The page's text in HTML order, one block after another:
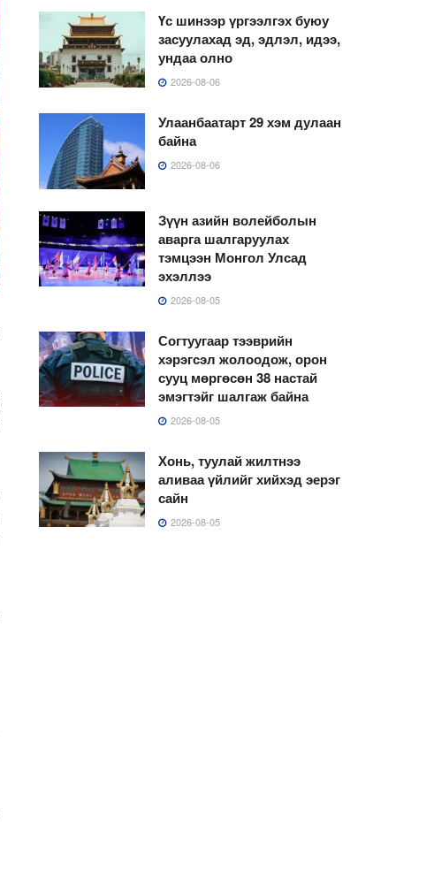
Үс шинээр үргээлгэх буюу
засуулахад эд, эдлэл, идээ,
ундаа олно
2026-08-06
Улаанбаатарт 29 хэм дулаан
байна
2026-08-06
Зүүн азийн волейболын
аварга шалгаруулах
тэмцээн Монгол Улсад
эхэллээ
2026-08-05
Согтуугаар тээврийн
хэрэгсэл жолоодож, орон
сууц мөргөсөн 38 настай
эмэгтэйг шалгаж байна
2026-08-05
Хонь, туулай жилтнээ
аливаа үйлийг хийхэд эерэг
сайн
2026-08-05